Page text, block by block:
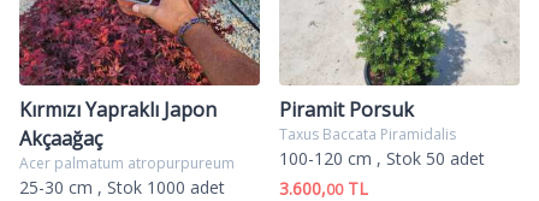
Kırmızı Yapraklı Japon
Akçaağaç
Acer palmatum atropurpureum
25-30 cm , Stok 1000 adet
Piramit Porsuk
Taxus Baccata Piramidalis
100-120 cm , Stok 50 adet
3.600,00TL